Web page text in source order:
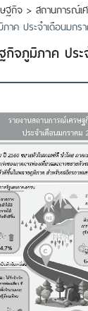
ฐกิจ > สถานการณ์เ
าค ประจำเดือนมกร
กิจภูมิภาค ปร